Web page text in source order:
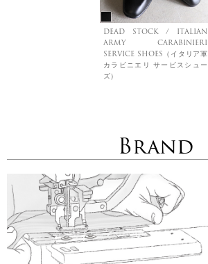
DEAD STOCK / ITALIAN
ARMY CARABINIERI
SERVICE SHOES（イタリア軍
カラビニエリ サービスシュー
ズ）
Brand